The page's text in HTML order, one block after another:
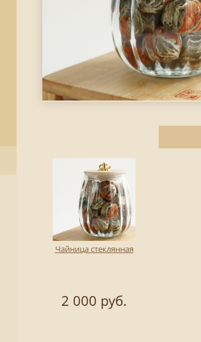
Чайница стеклянная
2 000 руб.